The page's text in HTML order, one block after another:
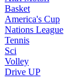
Basket
America's Cup
Nations League
Tennis
Sci
Volley
Drive UP